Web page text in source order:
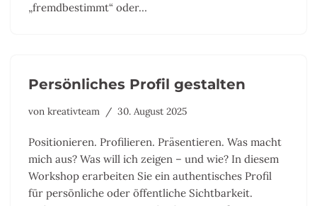
„fremdbestimmt“ oder…
Persönliches Profil gestalten
von kreativteam 30. August 2025
Positionieren. Profilieren. Präsentieren. Was macht
mich aus? Was will ich zeigen – und wie? In diesem
Workshop erarbeiten Sie ein authentisches Profil
für persönliche oder öffentliche Sichtbarkeit.